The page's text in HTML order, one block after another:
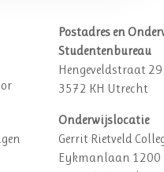
Postadres en
Studentenbureau
Hengeveldstraat 29
3572 KH Utrecht
Onderwijslocatie
Gerrit Rietveld
Eykmanlaan 1200